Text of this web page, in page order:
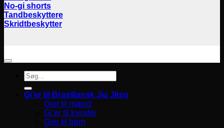
No-gi shorts
Tandbeskyttere
Skridtbeskytter
Søg
efter:
Gi’er til Brasiliansk Jiu Jitsu
Gier til mænd
Gi’er til kvinder
Gier til børn